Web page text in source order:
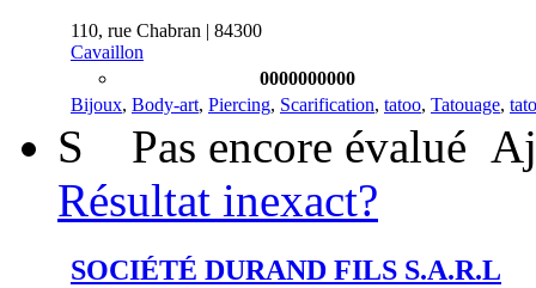
110, rue Chabran | 84300
Cavaillon
0000000000
Bijoux, Body-art, Piercing, Scarification, tatoo, Tatouage,
S Pas encore évalué
Résultat inexact?
SOCIÉTÉ DURAND FILS S.A.R.L